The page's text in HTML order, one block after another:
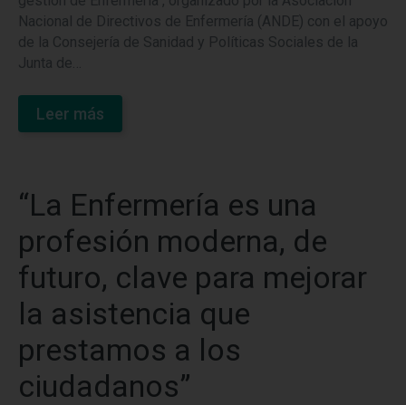
Nacional de Directivos de Enfermería (ANDE) con el apoyo
de la Consejería de Sanidad y Políticas Sociales de la
Junta de…
Leer más
“La Enfermería es una
profesión moderna, de
futuro, clave para mejorar
la asistencia que
prestamos a los
ciudadanos”